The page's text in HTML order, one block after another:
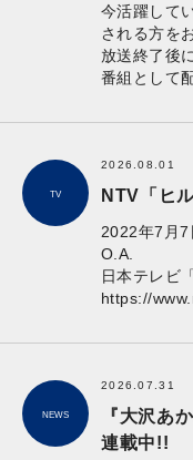
今活躍して
される方を
放送終了後
番組として
TV
2026.08.01
NTV「ヒ
2022年7月
O.A.
日本テレビ
https://
NEWS
2026.07.31
『大沢あ
連載中!!